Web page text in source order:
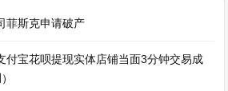
菲斯克申请破产
付宝花呗提现实体店铺当面3分钟交易成